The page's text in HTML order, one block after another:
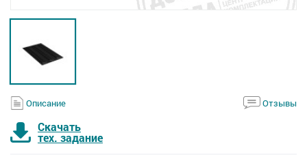
Описание Отзывы
Скачать
тех. задание